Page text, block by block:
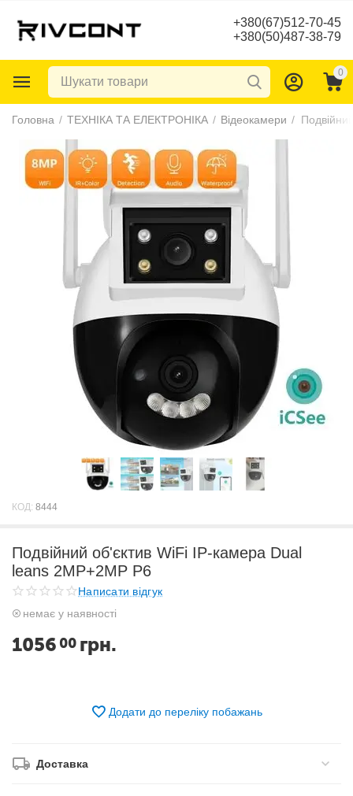
+380(67)512-70-45
+380(50)487-38-79
0
Головна / ТЕХНІКА ТА ЕЛЕКТРОНІКА / Відеокамери /
КОД: 8444
Подвійний об'єктив WiFi IP-камера Dual
leans 2MP+2MP P6
Написати відгук
немає у наявності
1056 00 грн.
Додати до переліку побажань
Доставка